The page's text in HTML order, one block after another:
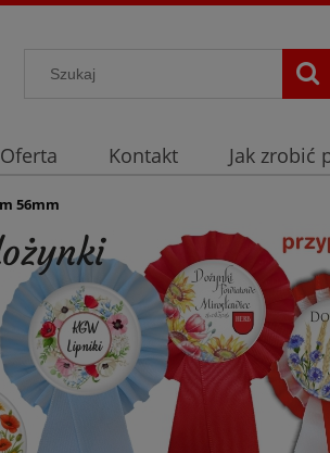
Oferta Kontakt Jak zrobić
56mm